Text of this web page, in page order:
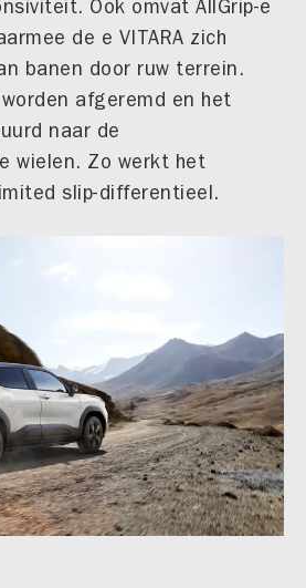
Ook omvat AllGrip-e
de e VITARA zich
banen door ruw terrein.
afgeremd en het
naar de
wielen. Zo werkt het
slip-differentieel.